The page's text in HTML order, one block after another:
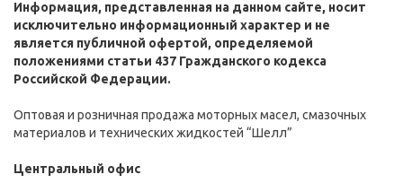
Информация, представленная на данном сайте, носит
исключительно информационный характер и не
является публичной офертой, определяемой
положениями статьи 437 Гражданского кодекса
Российской Федерации.
Оптовая и розничная продажа моторных масел, смазочных
материалов и технических жидкостей “Шелл”
Центральный офис